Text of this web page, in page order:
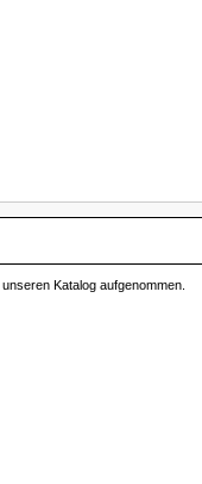
Katalog aufgenommen.